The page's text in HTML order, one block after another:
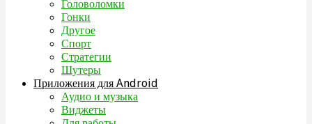
Головоломки
Гонки
Другое
Спорт
Стратегии
Шутеры
Приложения для Android
Аудио и музыка
Виджеты